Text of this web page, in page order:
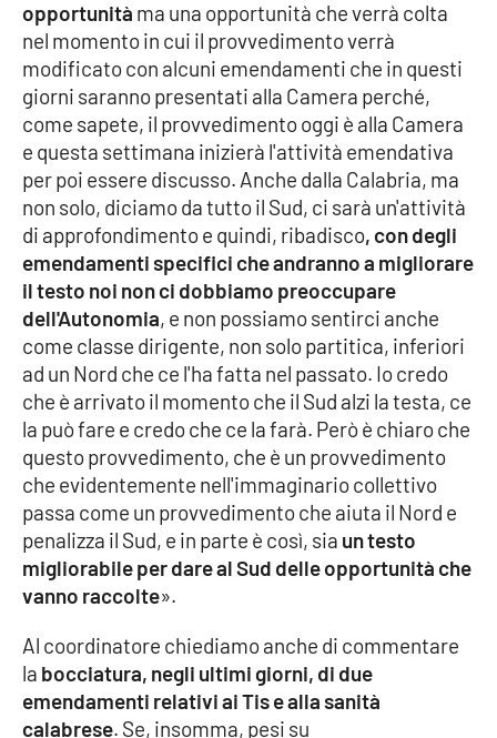
Lacplay.it
Lactv.it
Laconair.it
Lacitymag.it
Lacapitalenews.it
Ilreggino.it
Cosenzachannel.it
Ilvibonese.it
Catanzarochannel.it
APP
Android
Apple
opportunità ma una opportunità che verrà colta
nel momento in cui il provvedimento verrà
modificato con alcuni emendamenti che in questi
giorni saranno presentati alla Camera perché,
come sapete, il provvedimento oggi è alla Camera
e questa settimana inizierà l'attività emendativa
per poi essere discusso. Anche dalla Calabria, ma
non solo, diciamo da tutto il Sud, ci sarà un'attività
di approfondimento e quindi, ribadisco, con degli
emendamenti specifici che andranno a migliorare
il testo noi non ci dobbiamo preoccupare
dell'Autonomia, e non possiamo sentirci anche
come classe dirigente, non solo partitica, inferiori
ad un Nord che ce l'ha fatta nel passato. Io credo
che è arrivato il momento che il Sud alzi la testa, ce
la può fare e credo che ce la farà. Però è chiaro che
questo provvedimento, che è un provvedimento
che evidentemente nell'immaginario collettivo
passa come un provvedimento che aiuta il Nord e
penalizza il Sud, e in parte è così, sia un testo
migliorabile per dare al Sud delle opportunità che
vanno raccolte».
Al coordinatore chiediamo anche di commentare
la bocciatura, negli ultimi giorni, di due
emendamenti relativi ai Tis e alla sanità
calabrese. Se, insomma, pesi su